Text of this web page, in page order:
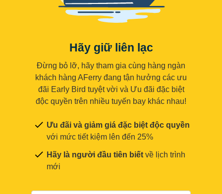
Hãy giữ liên lạc
Đừng bỏ lỡ, hãy tham gia cùng hàng ngàn
khách hàng AFerry đang tận hưởng các ưu
đãi Early Bird tuyệt vời và Ưu đãi đặc biệt
độc quyền trên nhiều tuyến bay khác nhau!
Ưu đãi và giảm giá đặc biệt độc quyền
với mức tiết kiệm lên đến 25%
Hãy là người đầu tiên biết về lịch trình
mới